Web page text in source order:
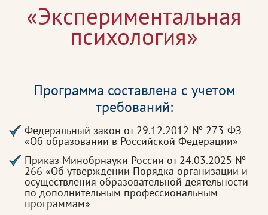
«Экспериментальная
психология»
Программа составлена с учетом
требований:
Федеральный закон от 29.12.2012 № 273-ФЗ
«Об образовании в Российской Федерации»
Приказ Минобрнауки России от 24.03.2025 №
266 «Об утверждении Порядка организации и
осуществления образовательной деятельности
по дополнительным профессиональным
программам»